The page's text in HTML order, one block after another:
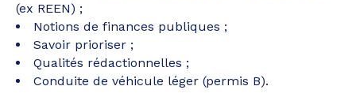
(ex REEN) ;
Notions de finances publiques ;
Savoir prioriser ;
Qualités rédactionnelles ;
Conduite de véhicule léger (permis B).